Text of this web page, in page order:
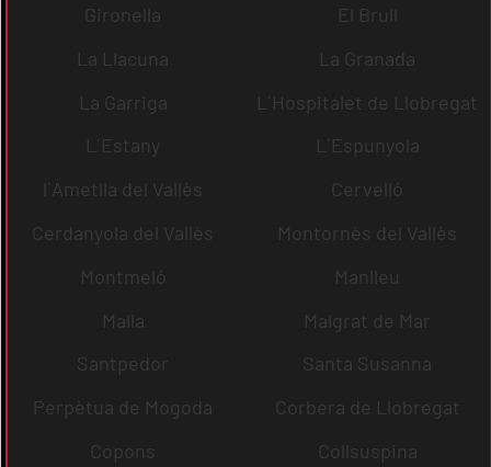
Gironella
El Brull
La Llacuna
La Granada
La Garriga
L´Hospitalet de Llobregat
L´Estany
L´Espunyola
l´Ametlla del Vallès
Cervelló
Cerdanyola del Vallès
Montornès del Vallès
Montmeló
Manlleu
Malla
Malgrat de Mar
Santpedor
Santa Susanna
Perpètua de Mogoda
Corbera de Llobregat
Copons
Collsuspina